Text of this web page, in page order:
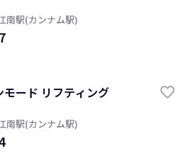
南駅(カンナム駅)
モード リフティング
南駅(カンナム駅)